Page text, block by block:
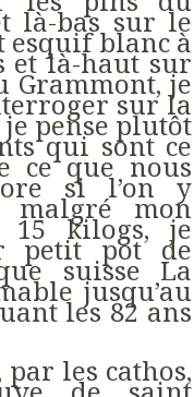
là-bas sur le
esquif blanc à
et là-haut sur
Grammont, je
sur la
je pense plutôt
qui sont ce
ce que nous
si l’on y
mon
15 kilogs, je
petit pot de
suisse La
jusqu’au
les 82 ans
les cathos,